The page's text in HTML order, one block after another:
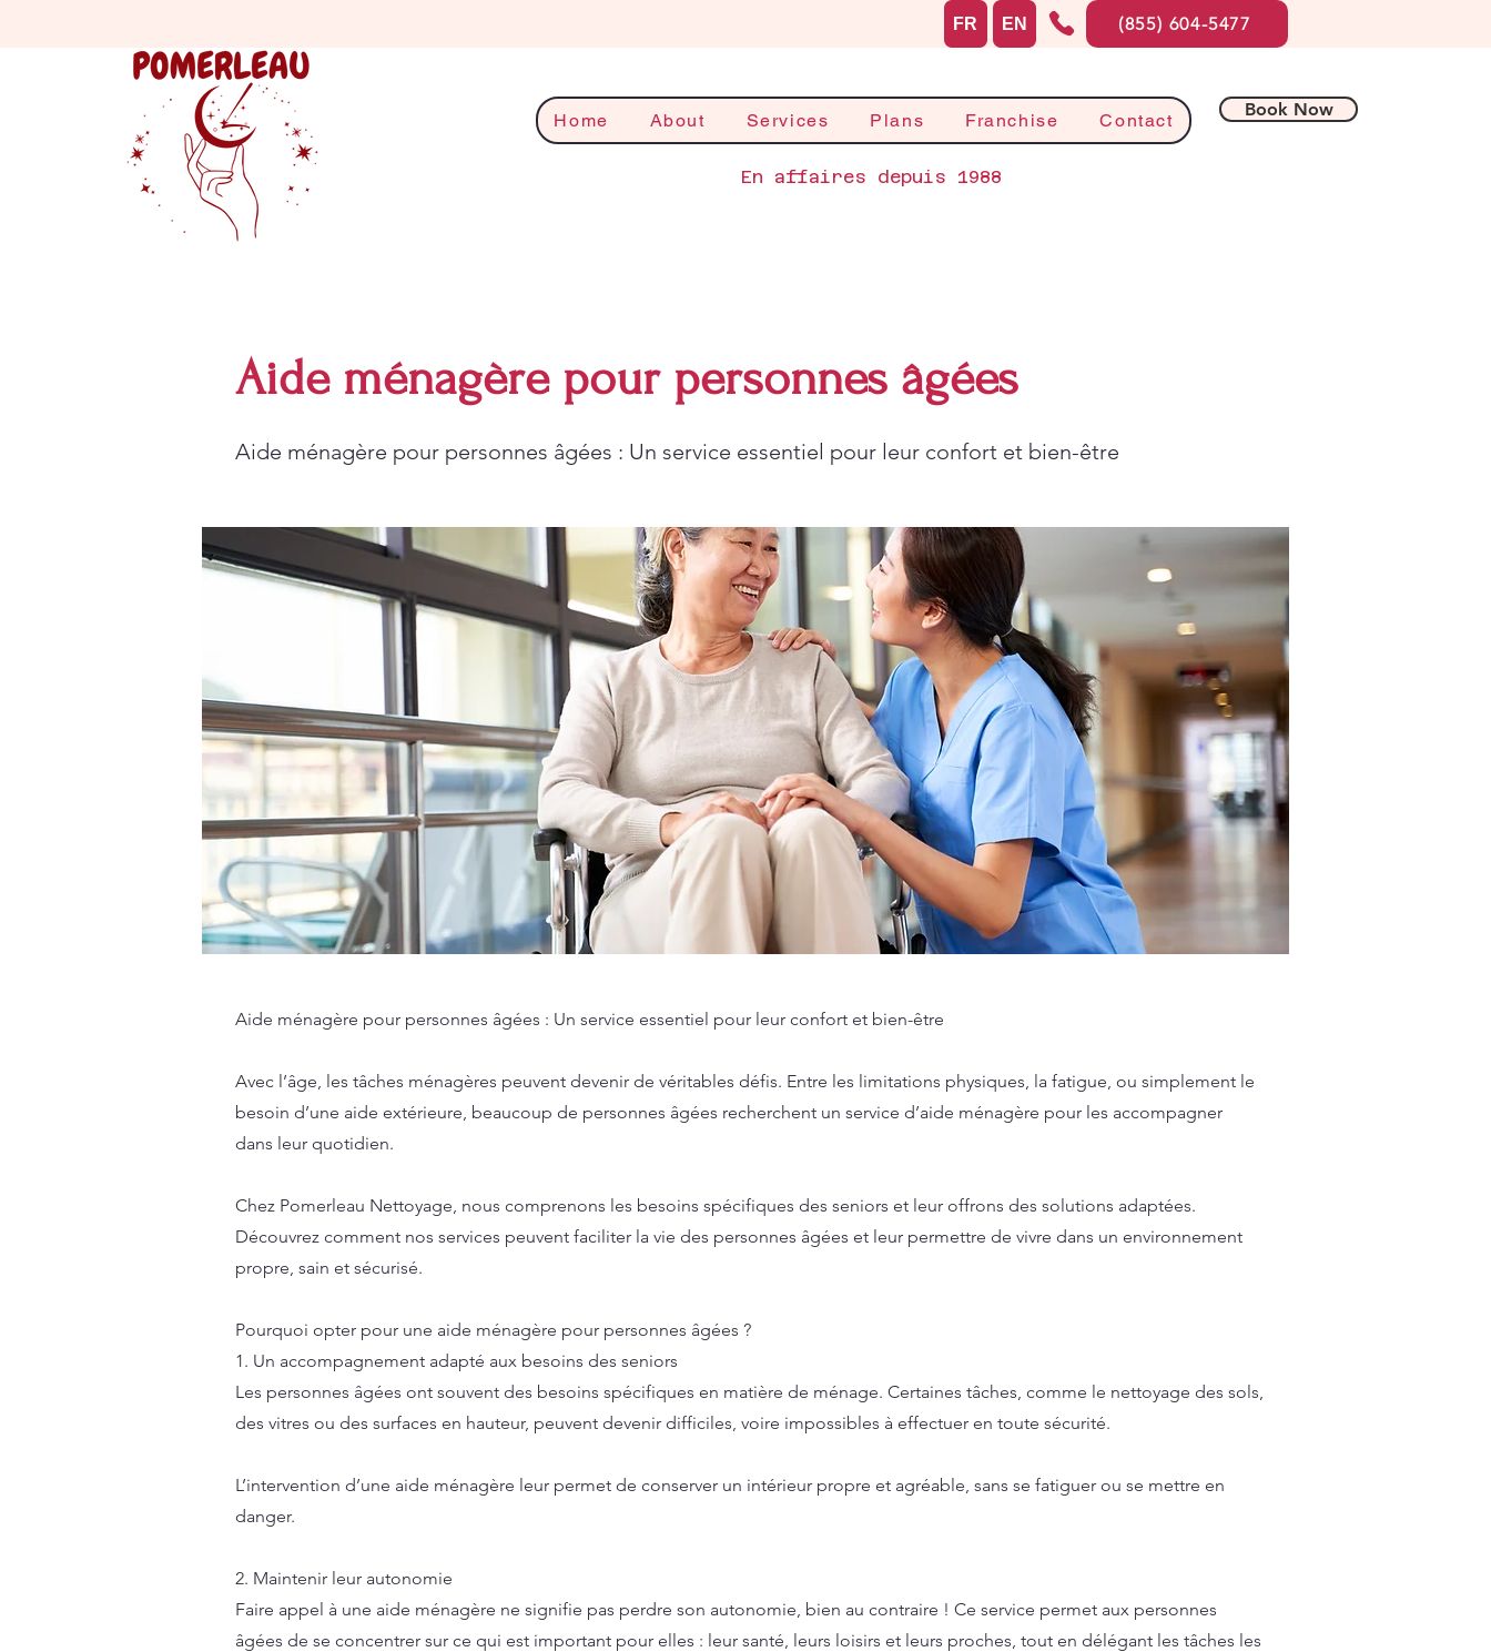
Home About Services Plans Franchise Contact
Book Now
En affaires depuis 1988
FR EN (855) 604-5477
Aide ménagère pour personnes âgées
Aide ménagère pour personnes âgées : Un service essentiel pour leur confort et bien-être
Aide ménagère pour personnes âgées : Un service essentiel pour leur confort et bien-être
Avec l’âge, les tâches ménagères peuvent devenir de véritables défis. Entre les limitations physiques, la fatigue, ou simplement le
besoin d’une aide extérieure, beaucoup de personnes âgées recherchent un service d’aide ménagère pour les accompagner
dans leur quotidien.
Chez Pomerleau Nettoyage, nous comprenons les besoins spécifiques des seniors et leur offrons des solutions adaptées.
Découvrez comment nos services peuvent faciliter la vie des personnes âgées et leur permettre de vivre dans un environnement
propre, sain et sécurisé.
Pourquoi opter pour une aide ménagère pour personnes âgées ?
1. Un accompagnement adapté aux besoins des seniors
Les personnes âgées ont souvent des besoins spécifiques en matière de ménage. Certaines tâches, comme le nettoyage des sols,
des vitres ou des surfaces en hauteur, peuvent devenir difficiles, voire impossibles à effectuer en toute sécurité.
L’intervention d’une aide ménagère leur permet de conserver un intérieur propre et agréable, sans se fatiguer ou se mettre en
danger.
2. Maintenir leur autonomie
Faire appel à une aide ménagère ne signifie pas perdre son autonomie, bien au contraire ! Ce service permet aux personnes
âgées de se concentrer sur ce qui est important pour elles : leur santé, leurs loisirs et leurs proches, tout en délégant les tâches les